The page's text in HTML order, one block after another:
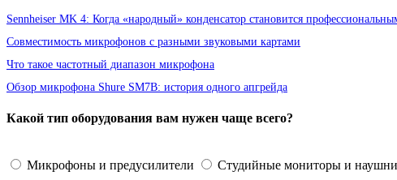
Sennheiser MK 4: Когда «народный» конденсатор становится
Совместимость микрофонов с разными звуковыми картами
Что такое частотный диапазон микрофона
Обзор микрофона Shure SM7B: история одного апгрейда
Какой тип оборудования вам нужен чаще всего?
Микрофоны и предусилители Студийные мониторы и